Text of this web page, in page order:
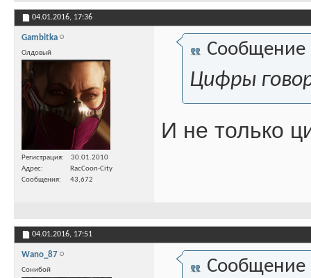
04.01.2016, 17:36
Gambitka
Олдовый
Регистрация
30.01.2010
Адрес
RacCoon-City
Сообщения
43,672
Сообщение
Цифры
И не только
04.01.2016, 17:51
Wano_87
Сонибой Сообщение